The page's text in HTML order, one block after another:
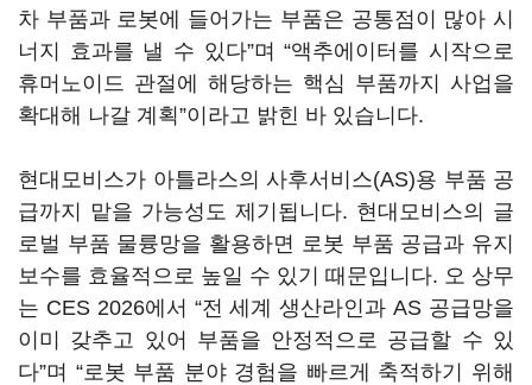
차 부품과 로봇에 들어가는 부품은 공통점이 많아 시
너지 효과를 낼 수 있다”며 “액추에이터를 시작으로
휴머노이드 관절에 해당하는 핵심 부품까지 사업을
확대해 나갈 계획”이라고 밝힌 바 있습니다.
현대모비스가 아틀라스의 사후서비스(AS)용 부품 공
급까지 맡을 가능성도 제기됩니다. 현대모비스의 글
로벌 부품 물륭망을 활용하면 로봇 부품 공급과 유지
보수를 효율적으로 높일 수 있기 때문입니다. 오 상무
는 CES 2026에서 “전 세계 생산라인과 AS 공급망을
이미 갖추고 있어 부품을 안정적으로 공급할 수 있
다”며 “로봇 부품 분야 경험을 빠르게 축적하기 위해